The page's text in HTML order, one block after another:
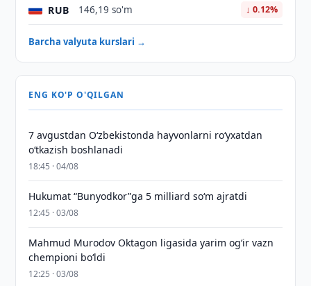
RUB 146,19 so'm ↓ 0.12%
Barcha valyuta kurslari →
ENG KO'P O'QILGAN
7 avgustdan O‘zbekistonda hayvonlarni ro‘yxatdan
o‘tkazish boshlanadi
18:45 · 04/08
Hukumat “Bunyodkor”ga 5 milliard so‘m ajratdi
12:45 · 03/08
Mahmud Murodov Oktagon ligasida yarim og‘ir vazn
chempioni bo‘ldi
12:25 · 03/08